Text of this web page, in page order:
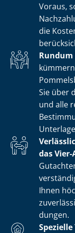
Voraus,
die
Sie über
und alle
das
Ihnen
dun­gen.